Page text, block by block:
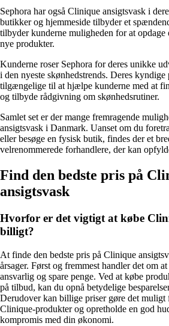
Sephora har også Clinique ansigtsvask i
butikker og hjemmeside tilbyder et
tilbyder kunderne muligheden for at opdage
nye produkter.
Kunderne roser Sephora for deres unikke
i den nyeste skønhedstrends. Deres kyndige
tilgængelige til at hjælpe kunderne med at
og tilbyde rådgivning om skønhedsrutiner.
Samlet set er der mange fremragende
ansigtsvask i Danmark. Uanset om du
eller besøge en fysisk butik, findes der et
velrenommerede forhandlere, der kan
Find den bedste pris på
ansigtsvask
Hvorfor er det vigtigt at købe
billigt?
At finde den bedste pris på Clinique
årsager. Først og fremmest handler det om
ansvarlig og spare penge. Ved at købe
på tilbud, kan du opnå betydelige
Derudover kan billige priser gøre det muligt
Clinique-produkter og opretholde en god
kompromis med din økonomi.